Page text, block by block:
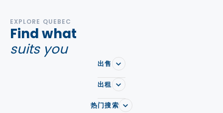
EXPLORE QUEBEC
Find what
suits you
出售
出租
热门搜索